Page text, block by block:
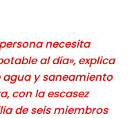
necesita
al día», explica
agua y saneamiento
con la escasez
de seis miembros